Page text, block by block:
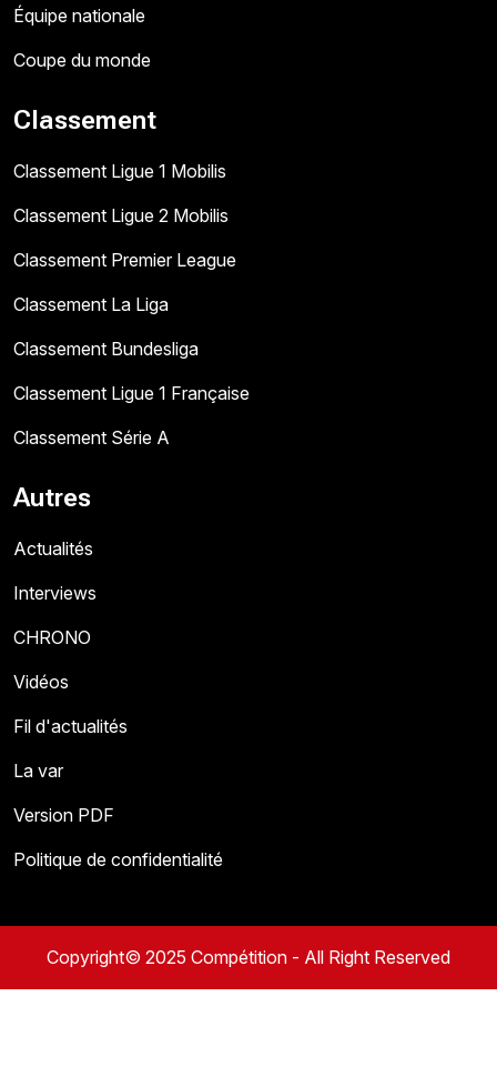
Équipe nationale
Coupe du monde
Classement
Classement Ligue 1 Mobilis
Classement Ligue 2 Mobilis
Classement Premier League
Classement La Liga
Classement Bundesliga
Classement Ligue 1 Française
Classement Série A
Autres
Actualités
Interviews
CHRONO
Vidéos
Fil d'actualités
La var
Version PDF
Politique de confidentialité
Copyright© 2025 Compétition - All Right Reserved